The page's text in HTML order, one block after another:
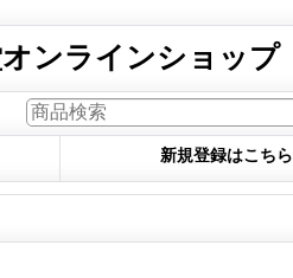
ンラインショップ
新規登録はこちら